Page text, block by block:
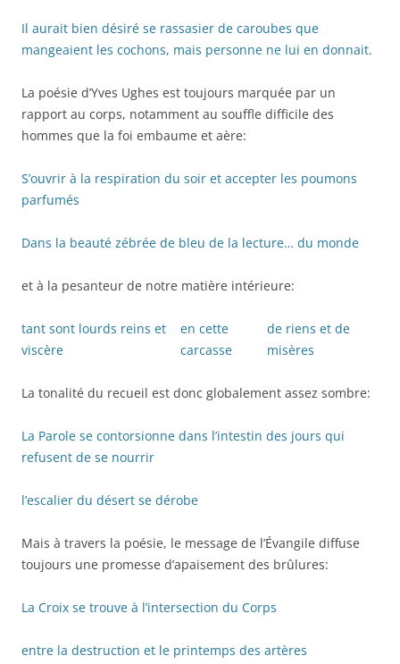
Il aurait bien désiré se rassasier de caroubes que
mangeaient les cochons, mais personne ne lui en donnait.
La poésie d’Yves Ughes est toujours marquée par un
rapport au corps, notamment au souffle difficile des
hommes que la foi embaume et aère:
S’ouvrir à la respiration du soir et accepter les poumons
parfumés
Dans la beauté zébrée de bleu de la lecture… du monde
et à la pesanteur de notre matière intérieure:
tant sont lourds reins et
viscère
en cette
carcasse
de riens et de
misères
La tonalité du recueil est donc globalement assez sombre:
La Parole se contorsionne dans l’intestin des jours qui
refusent de se nourrir
l’escalier du désert se dérobe
Mais à travers la poésie, le message de l’Évangile diffuse
toujours une promesse d’apaisement des brûlures:
La Croix se trouve à l’intersection du Corps
entre la destruction et le printemps des artères